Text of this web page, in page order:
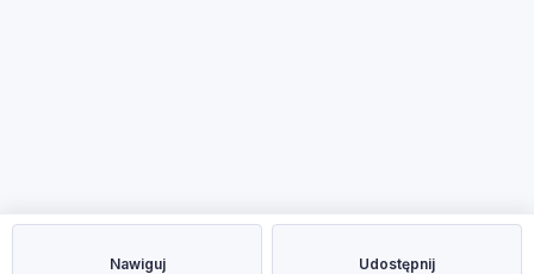
Nawiguj Udostępnij